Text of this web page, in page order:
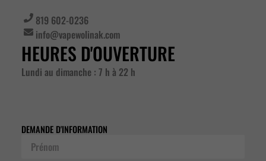
819 602-0236
info@vapewolinak.com
HEURES D'OUVERTURE
Lundi au dimanche : 7 h à 22 h
DEMANDE D'INFORMATION
Prénom